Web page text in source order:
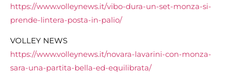
https://www.volleynews.it/vibo-dura-un-set-monza-si-
prende-lintera-posta-in-palio/
VOLLEY NEWS
https://www.volleynews.it/novara-lavarini-con-monza-
sara-una-partita-bella-ed-equilibrata/